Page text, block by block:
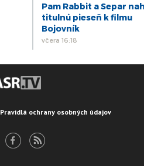
Pam Rabbit a Separ
titulnú pieseň k filmu
Bojovník
včera 16:18
Pravidlá ochrany osobných údajov